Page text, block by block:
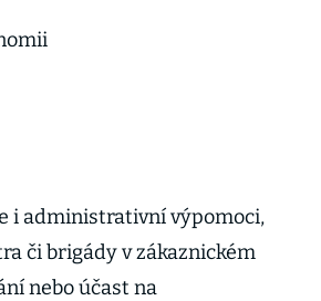
i administrativní výpomoci,
či brigády v zákaznickém
nebo účast na